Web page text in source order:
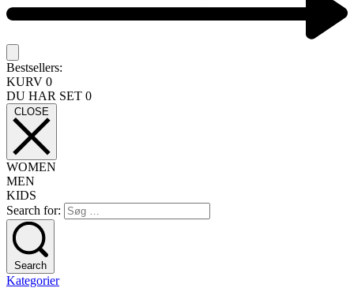
Bestsellers:
KURV 0
DU HAR SET 0
CLOSE
WOMEN
MEN
KIDS
Search for:
Search
Kategorier